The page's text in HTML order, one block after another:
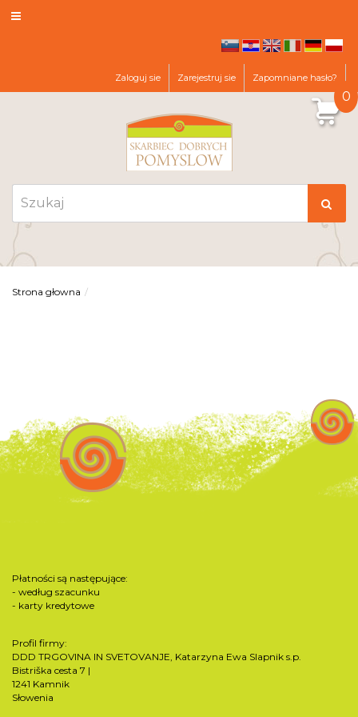
de
pl
Zaloguj sie Zarejestruj sie Zapomniane hasło?
0
Strona głowna
Płatności są następujące:
- według szacunku
- karty kredytowe
Profil firmy:
DDD TRGOVINA IN SVETOVANJE, Katarzyna Ewa Slapnik s.p.
Bistriška cesta 7 |
1241 Kamnik
Słowenia